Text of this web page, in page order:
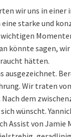
wir uns in
eine starke und
könnte sagen,
hätten.
ausgezeichnet.
Wir traten
dem
wünscht.
Assist von